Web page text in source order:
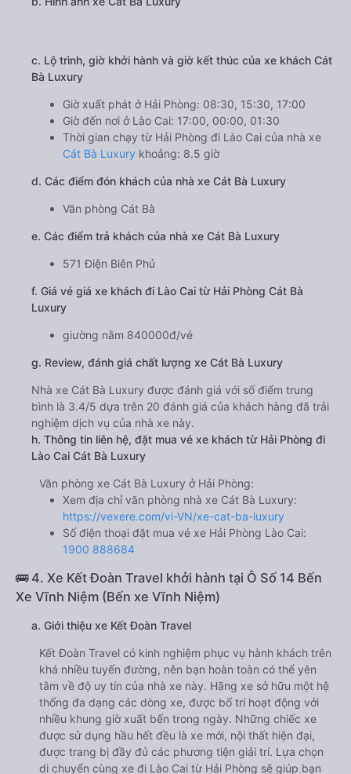
🚌 3. Xe Cát Bà Luxury khởi hành tại undefined
Nếu bạn đang tìm kiếm một hãng xe khách chất lượng,
giá rẻ trên tuyến đường từ Hải Phòng đến Lào Cai thì
chắc hẳn không nên bỏ qua hãng xe Cát Bà Luxury. Với
mục tiêu trở thành hãng xe khách hàng đầu trên tuyến
đường này, xe đi Lào Cai từ Hải Phòng không những chú
trọng nâng cấp hệ thống xe chất lượng. Mà còn đào tạo
đội ngũ nhân viên chuyên nghiệp, có khả năng giao tiếp
tiếng Anh tốt để phục vụ hành khách nước ngoài. Sự cải
nhiều hành khách.
b. Hình ảnh xe Cát Bà Luxury
c. Lộ trình, giờ khởi hành và giờ kết thúc của xe khách Cát
Bà Luxury
Giờ xuất phát ở Hải Phòng: 08:30, 15:30, 17:00
Thời gian chạy từ Hải Phòng đi Lào Cai của nhà xe
d. Các điểm đón khách của nhà xe Cát Bà Luxury
Văn phòng Cát Bà
e. Các điểm trả khách của nhà xe Cát Bà Luxury
571 Điện Biên Phủ
f. Giá vé giá xe khách đi Lào Cai từ Hải Phòng Cát Bà
Luxury
g. Review, đánh giá chất lượng xe Cát Bà Luxury
Nhà xe Cát Bà Luxury được đánh giá với số điểm trung
bình là 3.4/5 dựa trên 20 đánh giá của khách hàng đã trải
nghiệm dịch vụ của nhà xe này.
h. Thông tin liên hệ, đặt mua vé xe khách từ Hải Phòng đi
Lào Cai Cát Bà Luxury
Văn phòng xe Cát Bà Luxury ở Hải Phòng:
Xem địa chỉ văn phòng nhà xe Cát Bà Luxury:
https://vexere.com/vi-VN/xe-cat-ba-luxury
Số điện thoại đặt mua vé xe Hải Phòng Lào Cai: